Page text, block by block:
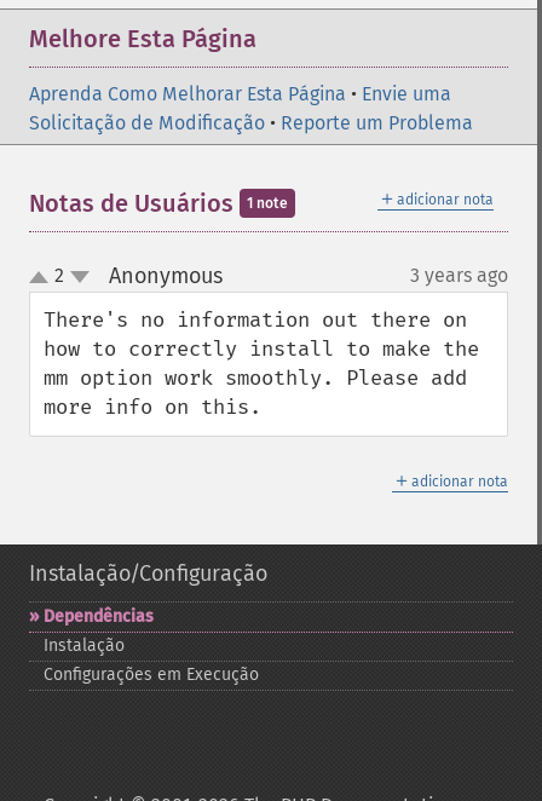
Melhore Esta Página
Aprenda Como Melhorar Esta Página • Envie uma
Solicitação de Modificação • Reporte um Problema
＋ adicionar nota
Notas de Usuários 1 note
up
down
2 Anonymous¶ 3 years ago
There's no information out there on
how to correctly install to make the
mm option work smoothly. Please add
more info on this.
＋ adicionar nota
Instalação/Configuração
Dependências
Instalação
Configurações em Execução